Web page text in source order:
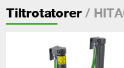
Tiltrotatorer /